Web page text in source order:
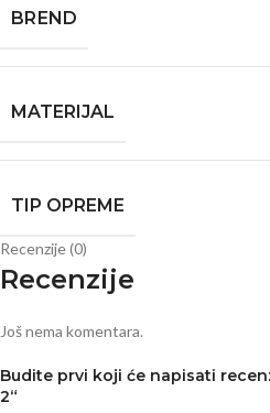
BRЕND
MATERIJAL
TIP OPREME
Recenzije (0)
Recenzije
Još nema komentara.
Budite prvi koji će napisati
2“